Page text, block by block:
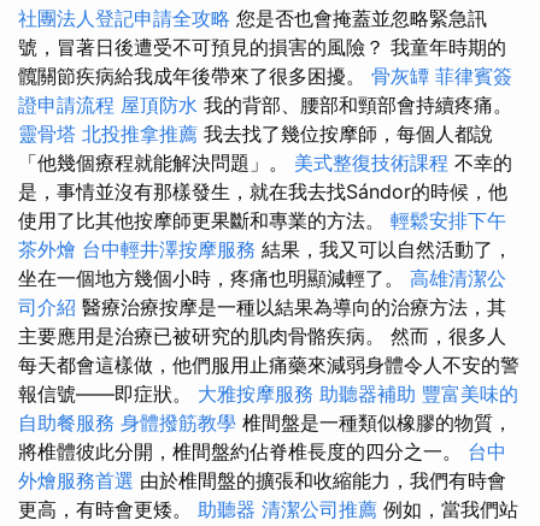
社團法人登記申請全攻略 您是否也會掩蓋並忽略緊急訊
號，冒著日後遭受不可預見的損害的風險？ 我童年時期的
髖關節疾病給我成年後帶來了很多困擾。 骨灰罈 菲律賓簽
證申請流程 屋頂防水 我的背部、腰部和頸部會持續疼痛。
靈骨塔 北投推拿推薦 我去找了幾位按摩師，每個人都說
「他幾個療程就能解決問題」。 美式整復技術課程 不幸的
是，事情並沒有那樣發生，就在我去找Sándor的時候，他
使用了比其他按摩師更果斷和專業的方法。 輕鬆安排下午
茶外燴 台中輕井澤按摩服務 結果，我又可以自然活動了，
坐在一個地方幾個小時，疼痛也明顯減輕了。 高雄清潔公
司介紹 醫療治療按摩是一種以結果為導向的治療方法，其
主要應用是治療已被研究的肌肉骨骼疾病。 然而，很多人
每天都會這樣做，他們服用止痛藥來減弱身體令人不安的警
報信號——即症狀。 大雅按摩服務 助聽器補助 豐富美味的
自助餐服務 身體撥筋教學 椎間盤是一種類似橡膠的物質，
將椎體彼此分開，椎間盤約佔脊椎長度的四分之一。 台中
外燴服務首選 由於椎間盤的擴張和收縮能力，我們有時會
更高，有時會更矮。 助聽器 清潔公司推薦 例如，當我們站